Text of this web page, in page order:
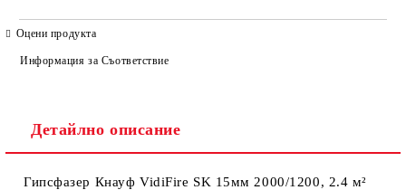
Оцени продукта
Информация за Съответствие
Детайлно описание
Гипсфазер Кнауф VidiFire SK 15мм 2000/1200, 2.4 м²